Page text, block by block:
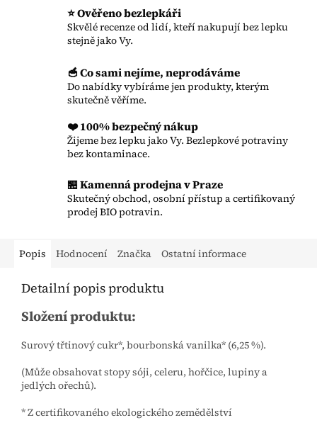
⭐ Ověřeno bezlepkáři
Skvělé recenze od lidí, kteří nakupují bez lepku
stejně jako Vy.
🥣 Co sami nejíme, neprodáváme
Do nabídky vybíráme jen produkty, kterým
skutečně věříme.
❤️ 100% bezpečný nákup
Žijeme bez lepku jako Vy. Bezlepkové potraviny
bez kontaminace.
🏪 Kamenná prodejna v Praze
Skutečný obchod, osobní přístup a certifikovaný
prodej BIO potravin.
Popis Hodnocení Značka Ostatní informace
Detailní popis produktu
Složení produktu:
Surový třtinový cukr*, bourbonská vanilka* (6,25 %).
(Může obsahovat stopy sóji, celeru, hořčice, lupiny a
jedlých ořechů).
* Z certifikovaného ekologického zemědělství